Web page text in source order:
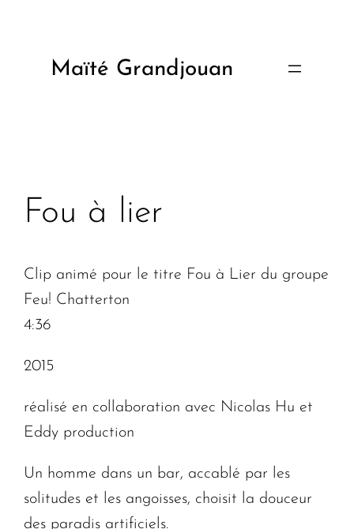
Maïté Grandjouan
Fou à lier
Clip animé pour le titre Fou à Lier du groupe
Feu! Chatterton
4:36
2015
réalisé en collaboration avec Nicolas Hu et
Eddy production
Un homme dans un bar, accablé par les
solitudes et les angoisses, choisit la douceur
des paradis artificiels.